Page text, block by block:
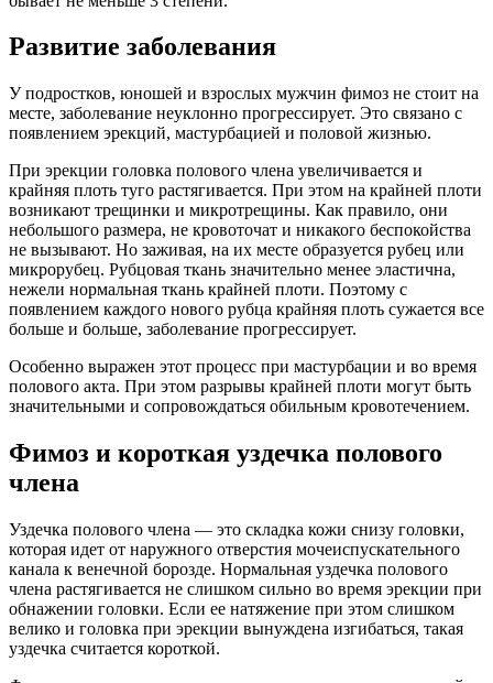
Развитие заболевания
У подростков, юношей и взрослых мужчин фимоз не стоит на
месте, заболевание неуклонно прогрессирует. Это связано с
появлением эрекций, мастурбацией и половой жизнью.
При эрекции головка полового члена увеличивается и
крайняя плоть туго растягивается. При этом на крайней плоти
возникают трещинки и микротрещины. Как правило, они
небольшого размера, не кровоточат и никакого беспокойства
не вызывают. Но заживая, на их месте образуется рубец или
микрорубец. Рубцовая ткань значительно менее эластична,
нежели нормальная ткань крайней плоти. Поэтому с
появлением каждого нового рубца крайняя плоть сужается все
больше и больше, заболевание прогрессирует.
Особенно выражен этот процесс при мастурбации и во время
полового акта. При этом разрывы крайней плоти могут быть
значительными и сопровождаться обильным кровотечением.
Фимоз и короткая уздечка полового
члена
Уздечка полового члена — это складка кожи снизу головки,
которая идет от наружного отверстия мочеиспускательного
канала к венечной борозде. Нормальная уздечка полового
члена растягивается не слишком сильно во время эрекции при
обнажении головки. Если ее натяжение при этом слишком
велико и головка при эрекции вынуждена изгибаться, такая
уздечка считается короткой.